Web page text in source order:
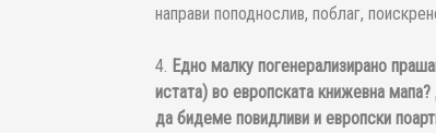
направи поподнослив, поблаг,
4. Едно малку погенерализирано
истата) во европската книжевна
да бидеме повидливи и европски